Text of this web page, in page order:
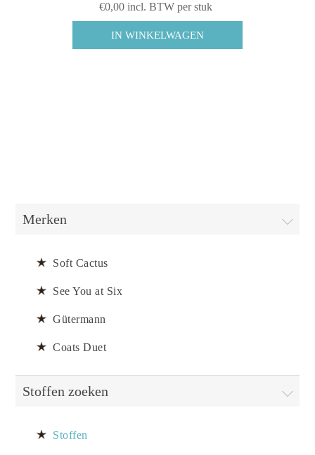
€0,00 incl. BTW per stuk
Merken
Soft Cactus
See You at Six
Gütermann
Coats Duet
Stoffen zoeken
Stoffen